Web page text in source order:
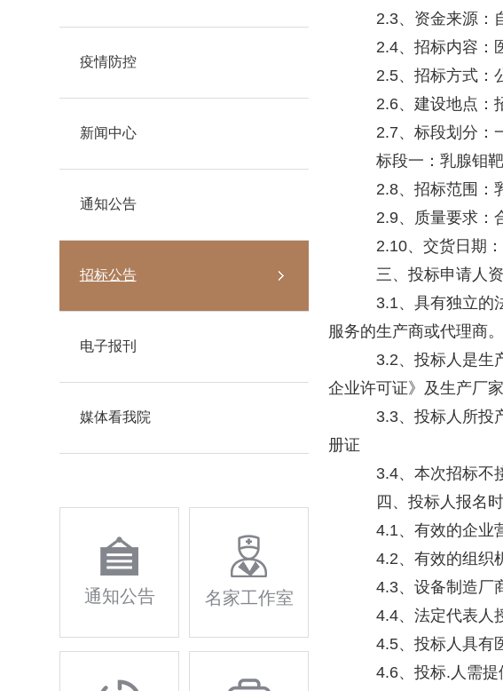
疫情防控
新闻中心
通知公告
招标公告
电子报刊
媒体看我院
通知公告 名家工作室
2.3、资金来源：
2.4、招标内容：
2.5、招标方式：
2.6、建设地点：
2.7、标段划分：
标段一：乳腺钼
2.8、招标范围：
2.9、质量要求：
2.10、交货日期
三、投标申请人资
3.1、具有独立的
服务的生产商或代理商。
3.2、投标人是生
企业许可证》及生产厂
3.3、投标人所投
册证
3.4、本次招标不
四、投标人报名时
4.1、有效的企业
4.2、有效的组织
4.3、设备制造厂
4.4、法定代表人
4.5、投标人具有
4.6、投标.人需提